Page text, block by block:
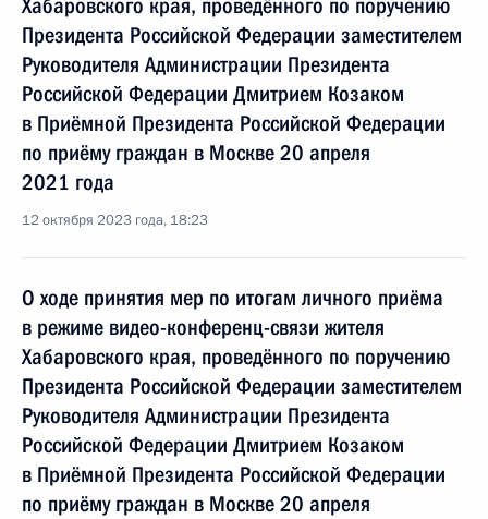
Хабаровского края, проведённого по поручению
Президента Российской Федерации заместителем
Руководителя Администрации Президента
Российской Федерации Дмитрием Козаком
в Приёмной Президента Российской Федерации
по приёму граждан в Москве 20 апреля
2021 года
12 октября 2023 года, 18:23
О ходе принятия мер по итогам личного приёма
в режиме видео-конференц-связи жителя
Хабаровского края, проведённого по поручению
Президента Российской Федерации заместителем
Руководителя Администрации Президента
Российской Федерации Дмитрием Козаком
в Приёмной Президента Российской Федерации
по приёму граждан в Москве 20 апреля